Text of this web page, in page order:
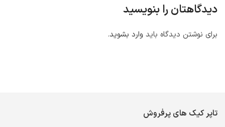
دیدگاهتان را بنویسید
برای نوشتن دیدگاه باید وارد بشوید.
تاپر کیک های پرفروش